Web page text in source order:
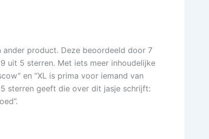
product. Deze beoordeeld door 7
uit 5 sterren. Met iets meer inhoudelijke
en “XL is prima voor iemand van
sterren geeft die over dit jasje schrijft: